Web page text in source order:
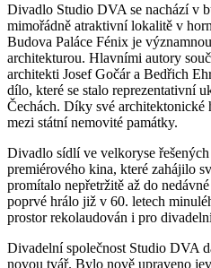
Divadlo Studio DVA se nachází v
mimořádně atraktivní lokalitě v
Budova Paláce Fénix je
architekturou. Hlavními autory
architekti Josef Gočár a Bedřich
dílo, které se stalo reprezentativní
Čechách. Díky své architektonické
mezi státní nemovité památky.
Divadlo sídlí ve velkoryse
premiérového kina, které zahájilo
promítalo nepřetržitě až do
poprvé hrálo již v 60. letech
prostor rekolaudován i pro
Divadelní společnost Studio DVA
novou tvář. Bylo nově upraveno